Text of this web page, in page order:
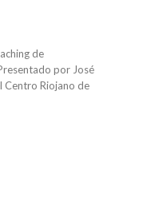
de
por José
Centro Riojano de